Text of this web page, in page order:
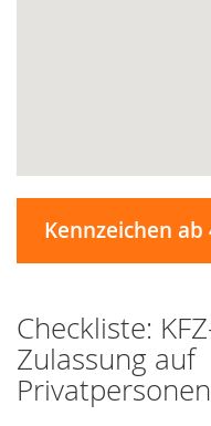
Kennzeichen
Checkliste:
Zulassung auf
Privatpersonen